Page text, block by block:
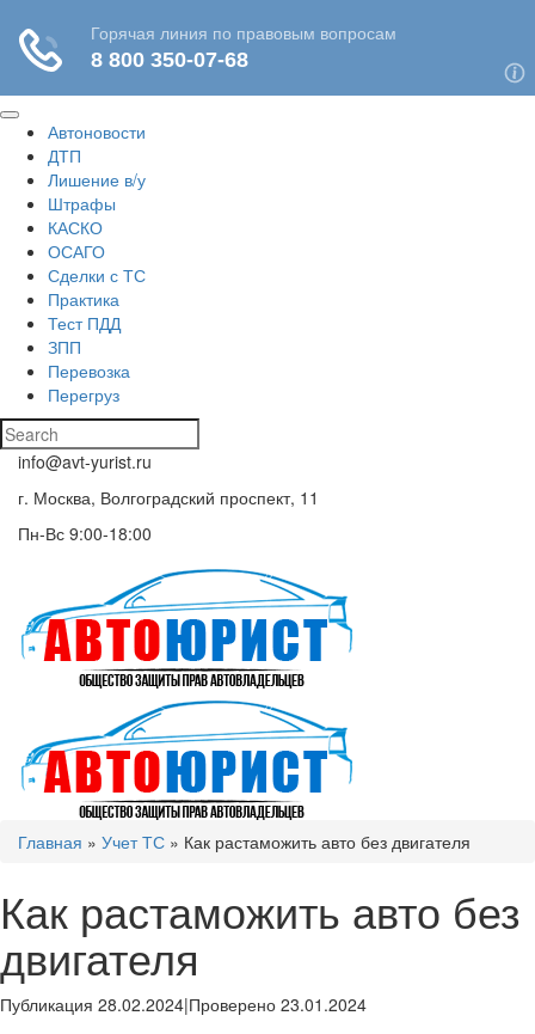
Автоновости
ДТП
Лишение в/у
Штрафы
КАСКО
ОСАГО
Сделки с ТС
Практика
Тест ПДД
ЗПП
Перевозка
Перегруз
info@avt-yurist.ru
г. Москва, Волгоградский проспект, 11
Пн-Вс 9:00-18:00
Главная » Учет ТС » Как растаможить авто без двигателя
Как растаможить авто без
двигателя
Публикация 28.02.2024|Проверено 23.01.2024